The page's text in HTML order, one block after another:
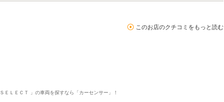
このお店のクチコミをもっと読む
ＬＥＣＴ 」の車両を探すなら「カーセンサー」！